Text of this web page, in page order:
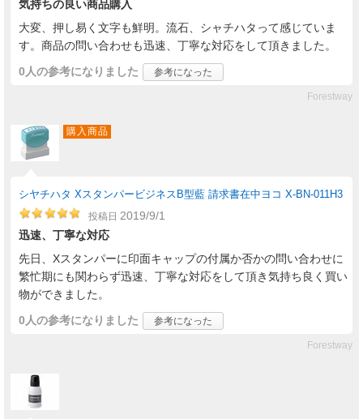
気持ちの良い商品購入
大変、押し易く文字も鮮明。流石、シャチハタって感じていま
す。商品の問い合わせも迅速、丁寧な対応をして頂きました。
0人の参考になりました 参考になった
Forestway
購入商品
シヤチハタ XスタンパービジネスB型藍 請求書在中ヨコ X-BN-011H3
投稿日 2019/9/1
迅速、丁寧な対応
先日、Xスタンパーに印面キャップの付属か否かの問い合わせに
繁忙期にも関わらず迅速、丁寧な対応をして頂き気持ち良く買い
物ができました。
0人の参考になりました 参考になった
Forestway